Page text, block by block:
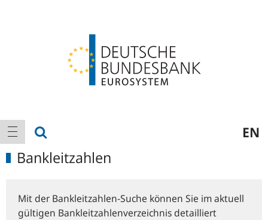
Hauptnavigation
Navigation anzeigen EN
Bankleitzahlen
Mit der Bankleitzahlen-Suche können Sie im aktuell
gültigen Bankleitzahlenverzeichnis detailliert